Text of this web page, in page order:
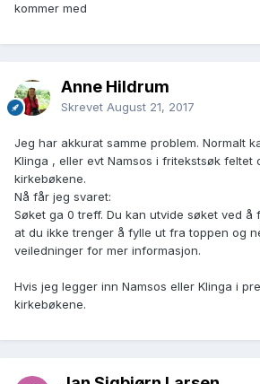
kommer med
Anne Hildrum
Skrevet August 21, 2017
Jeg har akkurat samme problem. Normalt
Klinga , eller evt Namsos i fritekstsøk feltet
kirkebøkene.
Nå får jeg svaret:
Søket ga 0 treff. Du kan utvide søket ved
at du ikke trenger å fylle ut fra toppen og
veiledninger for mer informasjon.
Hvis jeg legger inn Namsos eller Klinga i
kirkebøkene.